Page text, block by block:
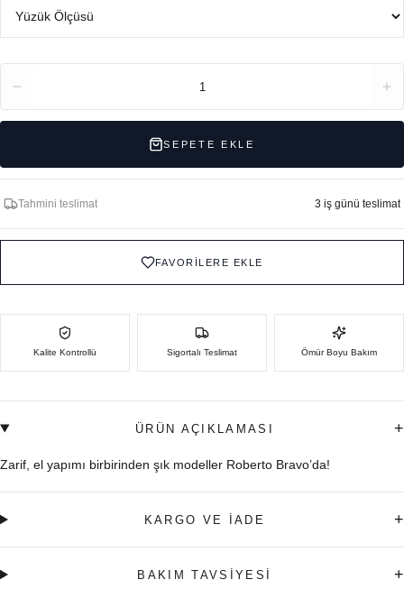
1
SEPETE EKLE
Tahmini teslimat 3 iş günü teslimat
FAVORİLERE EKLE
Kalite Kontrollü Sigortalı Teslimat Ömür Boyu Bakım
ÜRÜN AÇIKLAMASI +
Zarif, el yapımı birbirinden şık modeller Roberto Bravo’da!
KARGO VE İADE +
BAKIM TAVSİYESİ +